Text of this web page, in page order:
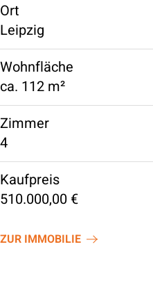
Ort
Leipzig
Wohnfläche
ca. 112 m²
Zimmer
4
Kaufpreis
510.000,00 €
ZUR IMMOBILIE